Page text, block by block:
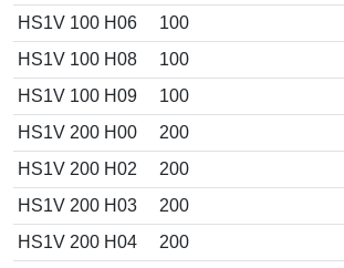
HS1V 100 H06
100
HS1V 100 H08
100
HS1V 100 H09
100
HS1V 200 H00
200
HS1V 200 H02
200
HS1V 200 H03
200
HS1V 200 H04
200